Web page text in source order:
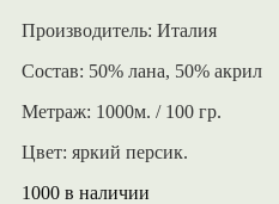
Производитель: Италия
Состав: 50% лана, 50% акрил
Метраж: 1000м. / 100 гр.
Цвет: яркий персик.
1000 в наличии